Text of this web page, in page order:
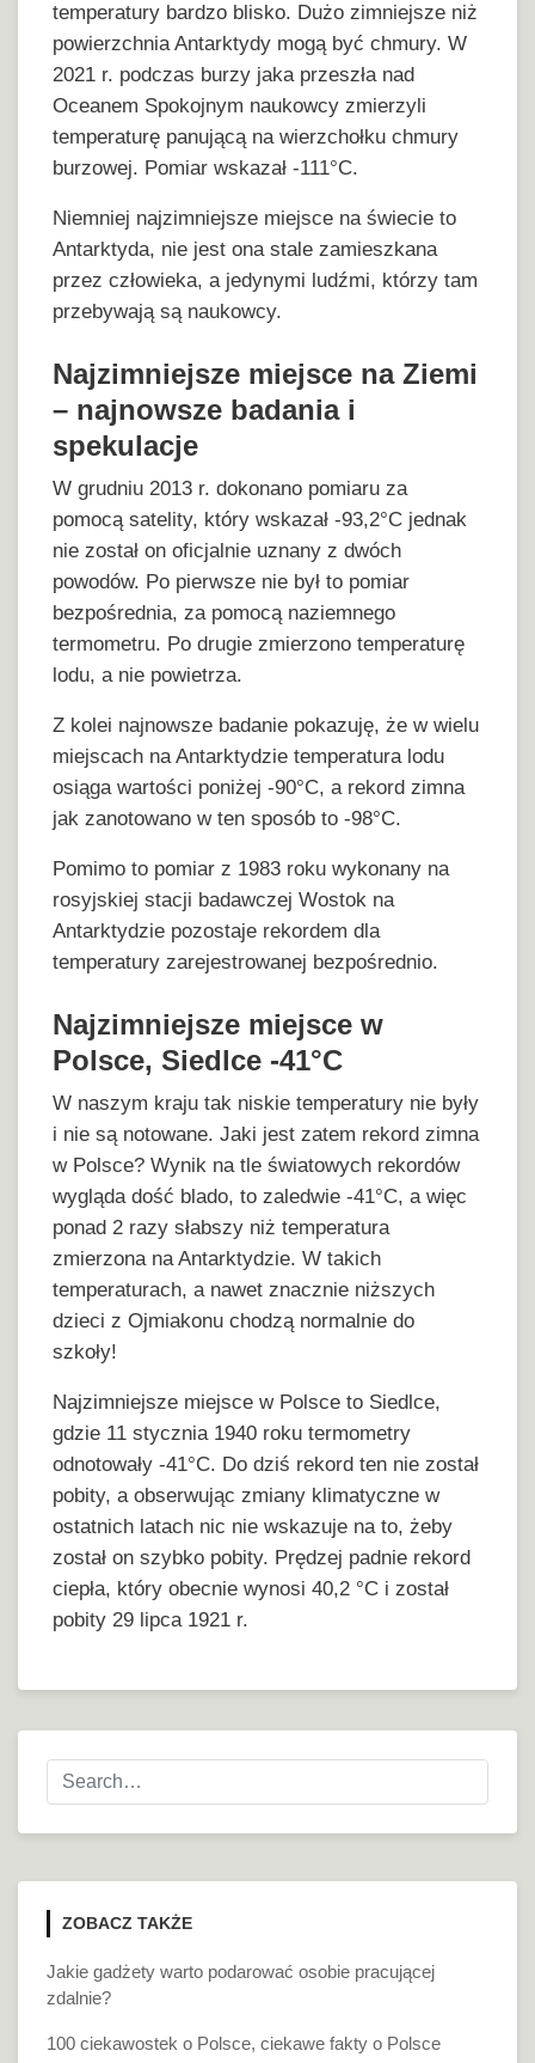
temperatury bardzo blisko. Dużo zimniejsze niż
powierzchnia Antarktydy mogą być chmury. W
2021 r. podczas burzy jaka przeszła nad
Oceanem Spokojnym naukowcy zmierzyli
temperaturę panującą na wierzchołku chmury
burzowej. Pomiar wskazał -111°C.
Niemniej najzimniejsze miejsce na świecie to
Antarktyda, nie jest ona stale zamieszkana
przez człowieka, a jedynymi ludźmi, którzy tam
przebywają są naukowcy.
Najzimniejsze miejsce na Ziemi
– najnowsze badania i
spekulacje
W grudniu 2013 r. dokonano pomiaru za
pomocą satelity, który wskazał -93,2°C jednak
nie został on oficjalnie uznany z dwóch
powodów. Po pierwsze nie był to pomiar
bezpośrednia, za pomocą naziemnego
termometru. Po drugie zmierzono temperaturę
lodu, a nie powietrza.
Z kolei najnowsze badanie pokazuję, że w wielu
miejscach na Antarktydzie temperatura lodu
osiąga wartości poniżej -90°C, a rekord zimna
jak zanotowano w ten sposób to -98°C.
Pomimo to pomiar z 1983 roku wykonany na
rosyjskiej stacji badawczej Wostok na
Antarktydzie pozostaje rekordem dla
temperatury zarejestrowanej bezpośrednio.
Najzimniejsze miejsce w
Polsce, Siedlce -41°C
W naszym kraju tak niskie temperatury nie były
i nie są notowane. Jaki jest zatem rekord zimna
w Polsce? Wynik na tle światowych rekordów
wygląda dość blado, to zaledwie -41°C, a więc
ponad 2 razy słabszy niż temperatura
zmierzona na Antarktydzie. W takich
temperaturach, a nawet znacznie niższych
dzieci z Ojmiakonu chodzą normalnie do
szkoły!
Najzimniejsze miejsce w Polsce to Siedlce,
gdzie 11 stycznia 1940 roku termometry
odnotowały -41°C. Do dziś rekord ten nie został
pobity, a obserwując zmiany klimatyczne w
ostatnich latach nic nie wskazuje na to, żeby
został on szybko pobity. Prędzej padnie rekord
ciepła, który obecnie wynosi 40,2 °C i został
pobity 29 lipca 1921 r.
ZOBACZ TAKŻE
Jakie gadżety warto podarować osobie pracującej
zdalnie?
100 ciekawostek o Polsce, ciekawe fakty o Polsce